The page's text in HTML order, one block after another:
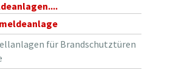
für Brandschutztüren